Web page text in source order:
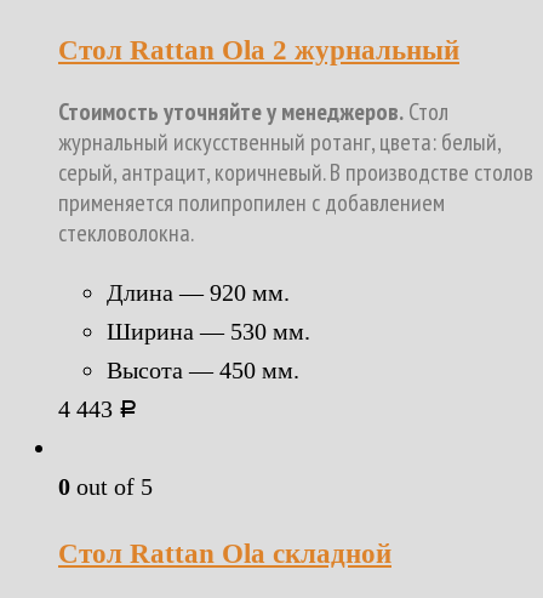
Стол Rattan Ola 2 журнальный
Стоимость уточняйте у менеджеров.Стол
журнальный искусственный ротанг, цвета: белый,
серый, антрацит, коричневый. В производстве столов
применяется полипропилен с добавлением
стекловолокна.
Длина — 920 мм.
Ширина — 530 мм.
Высота — 450 мм.
4 443 Р
0 out of 5
Стол Rattan Ola складной